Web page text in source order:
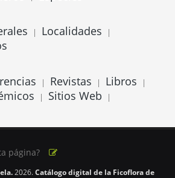
| Localidades |
| Revistas | Libros |
| Sitios Web |
página?
2026.Catálogo digital de la Ficoflora de